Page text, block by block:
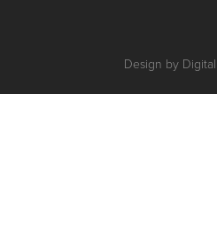
Design by